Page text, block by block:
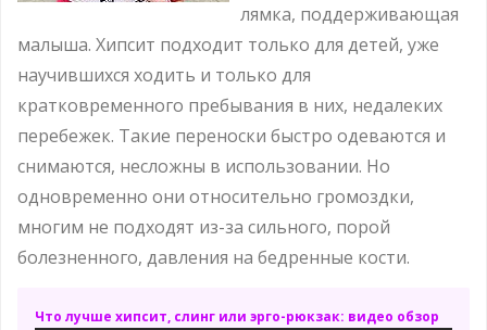
лямка, поддерживающая
малыша. Хипсит подходит только для детей, уже
научившихся ходить и только для
кратковременного пребывания в них, недалеких
перебежек. Такие переноски быстро одеваются и
снимаются, несложны в использовании. Но
одновременно они относительно громоздки,
многим не подходят из-за сильного, порой
болезненного, давления на бедренные кости.
Что лучше хипсит, слинг или эрго-рюкзак: видео обзор